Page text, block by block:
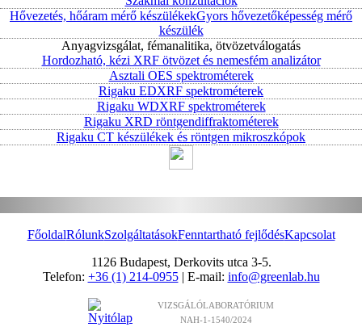
Hővezetés, hőáram mérő készülékekGyors hővezetőképesség mérő
készülék
Anyagvizsgálat, fémanalitika, ötvözetválogatás
Hordozható, kézi XRF ötvözet és nemesfém analizátor
Asztali OES spektrométerek
Rigaku EDXRF spektrométerek
Rigaku WDXRF spektrométerek
Rigaku XRD röntgendiffraktométerek
Rigaku CT készülékek és röntgen mikroszkópok
FőoldalRólunkSzolgáltatásokFenntartható fejlődésKapcsolat
1126 Budapest, Derkovits utca 3-5.
Telefon: +36 (1) 214-0955| E-mail: info@greenlab.hu
VIZSGÁLÓLABORATÓRIUM
NAH-1-1540/2024